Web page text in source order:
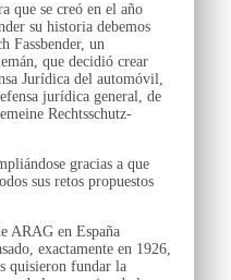
que se creó en el año
su historia debemos
Fassbender, un
que decidió crear
Jurídica del automóvil,
jurídica general, de
Rechtsschutz-
gracias a que
sus retos propuestos
ARAG en España
exactamente en 1926,
quisieron fundar la